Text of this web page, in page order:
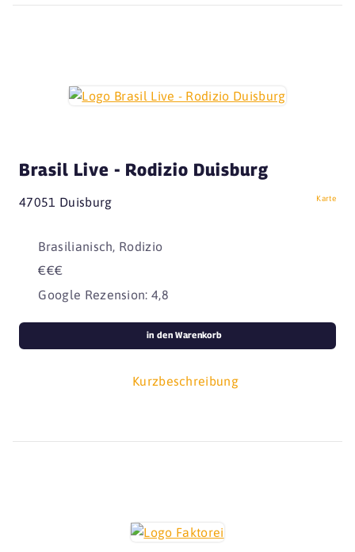
Brasil Live - Rodizio Duisburg
47051 Duisburg Karte
Brasilianisch, Rodizio
€€€
Google Rezension: 4,8
Kurzbeschreibung
in den Warenkorb